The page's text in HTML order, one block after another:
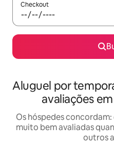
Checkout
Aluguel por
avaliações
Os hóspedes
muito bem avaliadas
outros